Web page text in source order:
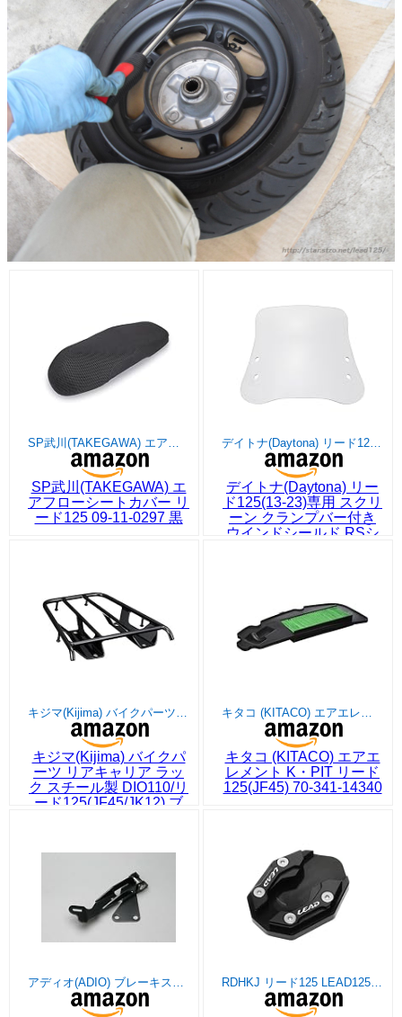
SP武川(TAKEGAWA) エ
アフローシートカバー リ
ード125 09-11-0297 黒
デイトナ(Daytona) リー
ド125(13-23)専用 スクリ
ーン クランプバー付き
ウインドシールド RSシ
キジマ(Kijima) バイクパ
ーツ リアキャリア ラッ
ク スチール製 DIO110/リ
ード125(JF45/JK12) ブ
キタコ (KITACO) エアエ
レメント K・PIT リード
125(JF45) 70-341-14340